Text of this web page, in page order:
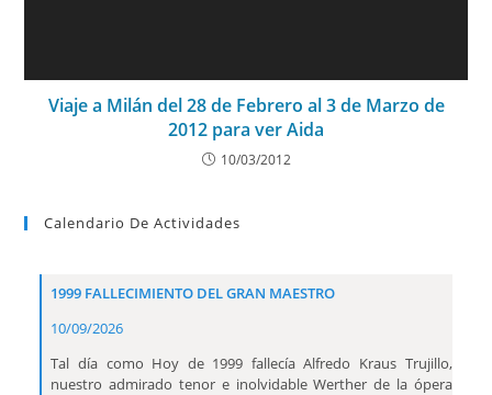
Viaje a Milán del 28 de Febrero al 3 de Marzo de
2012 para ver Aida
10/03/2012
Calendario De Actividades
1999 FALLECIMIENTO DEL GRAN MAESTRO
10/09/2026
Tal día como Hoy de 1999 fallecía Alfredo Kraus Trujillo,
nuestro admirado tenor e inolvidable Werther de la ópera